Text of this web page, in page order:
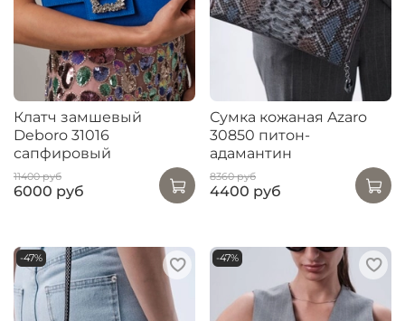
Клатч замшевый
Deboro 31016
сапфировый
11400 руб
6000 руб
Сумка кожаная Azaro
30850 питон-
адамантин
8360 руб
4400 руб
-47% -47%